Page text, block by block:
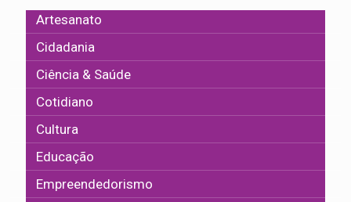
Artesanato
Cidadania
Ciência & Saúde
Cotidiano
Cultura
Educação
Empreendedorismo